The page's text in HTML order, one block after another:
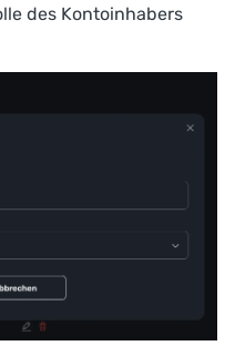
des Kontoinhabers